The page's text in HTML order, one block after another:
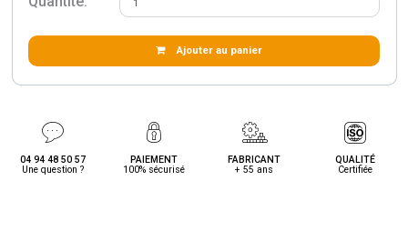
Ajouter au panier
04 94 48 50 57
Une question ?
PAIEMENT
100% sécurisé
FABRICANT
+ 55 ans
QUALITÉ
Certifiée